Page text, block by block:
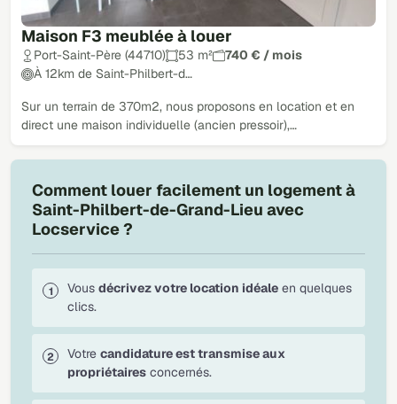
Maison F3 meublée à louer
Port-Saint-Père (44710) 53 m²
740 € / mois
À 12km de Saint-Philbert-d…
Sur un terrain de 370m2, nous proposons en location et en
direct une maison individuelle (ancien pressoir),…
Comment louer facilement un logement à
Saint-Philbert-de-Grand-Lieu avec
Locservice ?
Vous décrivez votre location idéale en quelques
clics.
Votre candidature est transmise aux
propriétaires concernés.